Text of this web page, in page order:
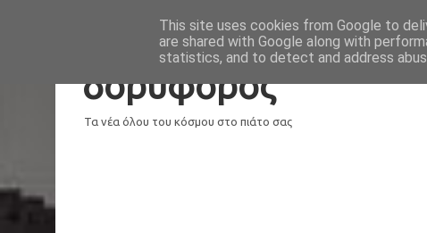
Loading...
δορυφόρος
Τα νέα όλου του κόσμου στο πιάτο σας
This site uses cookies from Google to
are shared with Google along with
statistics, and to detect and address